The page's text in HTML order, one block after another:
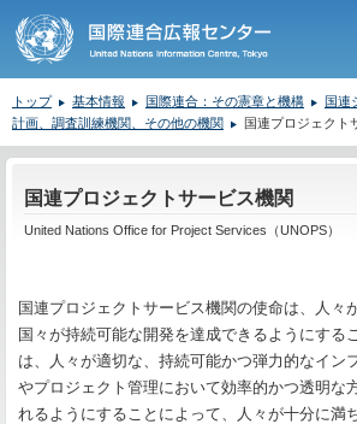
トップ 基本情報 国際連合：その憲章と機構 国連
計画、調査訓練機関、その他の機関
国連プロジェクト
国連プロジェクトサービス機関
United Nations Office for Project Services（UNOPS）
国連プロジェクトサービス機関の使命は、人々
国々が持続可能な開発を達成できるようにする
は、人々が適切な、持続可能かつ弾力的なイン
やプロジェクト管理において効率的かつ透明な
れるようにすることによって、人々が十分に満